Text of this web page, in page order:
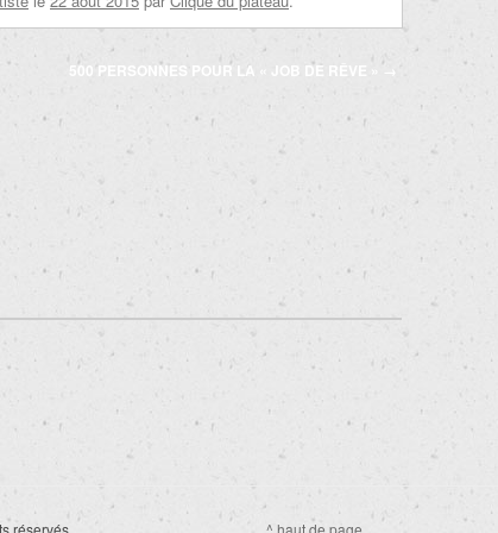
500 PERSONNES POUR LA « JOB DE RÊVE »→
réservés. ^ haut de page